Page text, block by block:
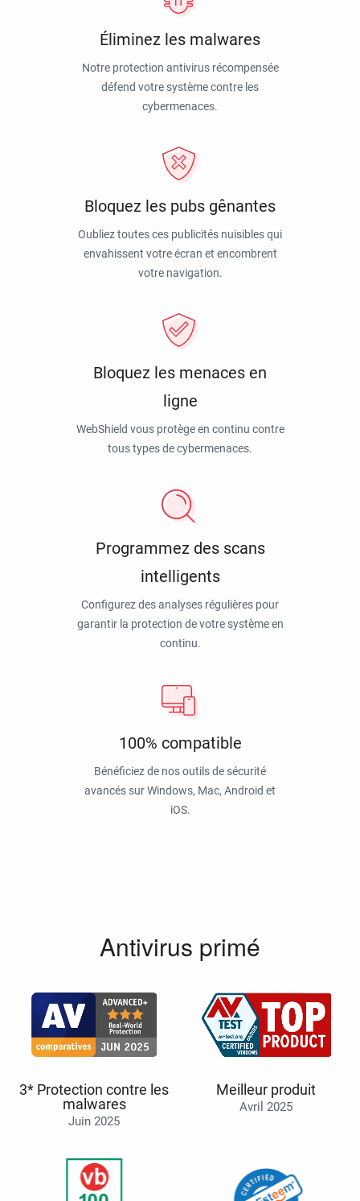
Éliminez les malwares
Notre protection antivirus récompensée
défend votre système contre les
cybermenaces.
Bloquez les pubs gênantes
Oubliez toutes ces publicités nuisibles qui
envahissent votre écran et encombrent
votre navigation.
Bloquez les menaces en
ligne
WebShield vous protège en continu contre
tous types de cybermenaces.
Programmez des scans
intelligents
Configurez des analyses régulières pour
garantir la protection de votre système en
continu.
100% compatible
Bénéficiez de nos outils de sécurité
avancés sur Windows, Mac, Android et
iOS.
Antivirus primé
3* Protection contre les
malwares
Juin 2025
Meilleur produit
Avril 2025